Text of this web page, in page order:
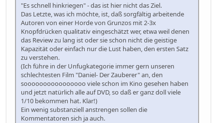
"Es schnell hinkriegen" - das ist hier nicht das Ziel.
Das Letzte, was ich möchte, ist, daß sorgfältig arbeitende
Autoren von einer Horde von Grunzos mit 2-3x
Knopfdrücken qualitativ eingeschätzt wer, etwa weil denen
das Review zu lang ist oder sie schon nicht die geistige
Kapazität oder einfach nur die Lust haben, den ersten Satz
zu verstehen.
(Ich führe in der Unfugkategorie immer gern unseren
schlechtesten Film "Daniel- Der Zauberer" an, den
soooooooooooooooo viele schon im Kino gesehen haben
und jetzt natürlich alle auf DVD, so daß er ganz doll viele
1/10 bekommen hat. Klar!)
Ein wenig substanziell anstrengen sollen die
Kommentatoren sich ja auch.